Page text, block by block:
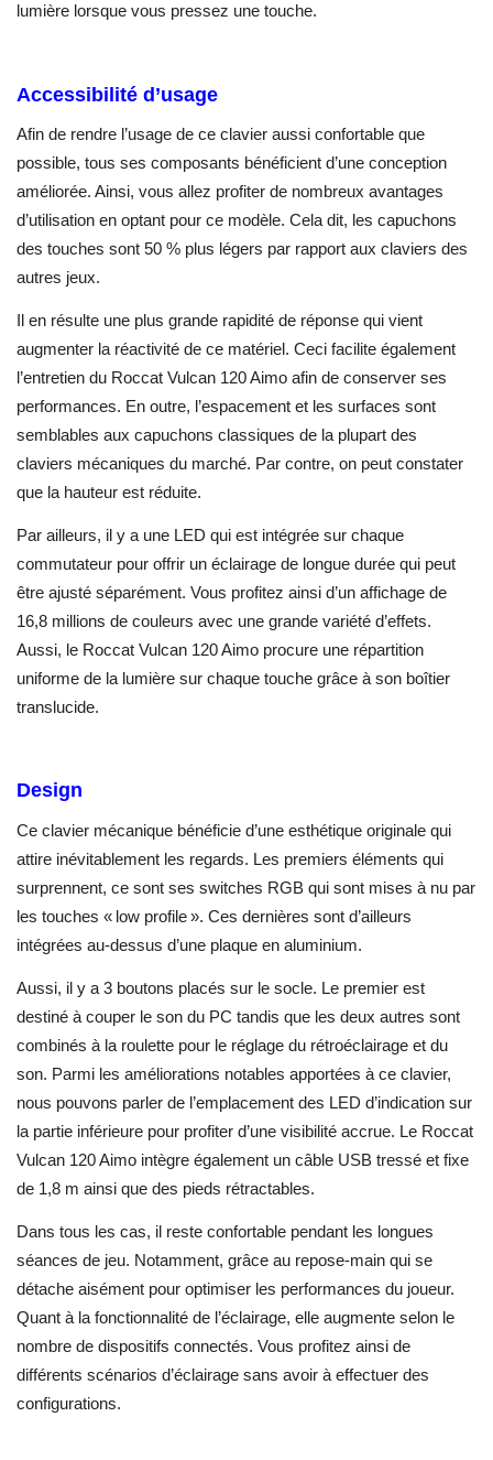
lumière lorsque vous pressez une touche.
Accessibilité d’usage
Afin de rendre l’usage de ce clavier aussi confortable que
possible, tous ses composants bénéficient d’une conception
améliorée. Ainsi, vous allez profiter de nombreux avantages
d’utilisation en optant pour ce modèle. Cela dit, les capuchons
des touches sont 50 % plus légers par rapport aux claviers des
autres jeux.
Il en résulte une plus grande rapidité de réponse qui vient
augmenter la réactivité de ce matériel. Ceci facilite également
l’entretien du Roccat Vulcan 120 Aimo afin de conserver ses
performances. En outre, l’espacement et les surfaces sont
semblables aux capuchons classiques de la plupart des
claviers mécaniques du marché. Par contre, on peut constater
que la hauteur est réduite.
Par ailleurs, il y a une LED qui est intégrée sur chaque
commutateur pour offrir un éclairage de longue durée qui peut
être ajusté séparément. Vous profitez ainsi d’un affichage de
16,8 millions de couleurs avec une grande variété d’effets.
Aussi, le Roccat Vulcan 120 Aimo procure une répartition
uniforme de la lumière sur chaque touche grâce à son boîtier
translucide.
Design
Ce clavier mécanique bénéficie d’une esthétique originale qui
attire inévitablement les regards. Les premiers éléments qui
surprennent, ce sont ses switches RGB qui sont mises à nu par
les touches « low profile ». Ces dernières sont d’ailleurs
intégrées au-dessus d’une plaque en aluminium.
Aussi, il y a 3 boutons placés sur le socle. Le premier est
destiné à couper le son du PC tandis que les deux autres sont
combinés à la roulette pour le réglage du rétroéclairage et du
son. Parmi les améliorations notables apportées à ce clavier,
nous pouvons parler de l’emplacement des LED d’indication sur
la partie inférieure pour profiter d’une visibilité accrue. Le Roccat
Vulcan 120 Aimo intègre également un câble USB tressé et fixe
de 1,8 m ainsi que des pieds rétractables.
Dans tous les cas, il reste confortable pendant les longues
séances de jeu. Notamment, grâce au repose-main qui se
détache aisément pour optimiser les performances du joueur.
Quant à la fonctionnalité de l’éclairage, elle augmente selon le
nombre de dispositifs connectés. Vous profitez ainsi de
différents scénarios d’éclairage sans avoir à effectuer des
configurations.